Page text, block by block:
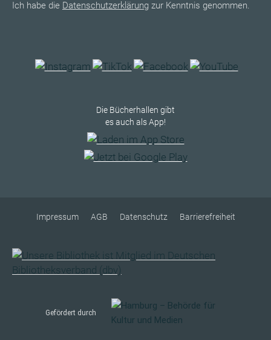
Ich habe die Datenschutzerklärung zur Kenntnis genommen.
Die Bücherhallen gibt
es auch als App!
Impressum AGB Datenschutz Barrierefreiheit
Gefördert durch